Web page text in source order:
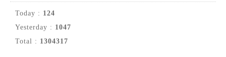
Today : 124
Yesterday : 1047
Total : 1304317